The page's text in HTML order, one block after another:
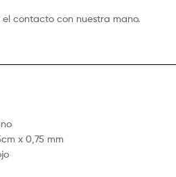
contacto con nuestra mano.
x 0,75 mm